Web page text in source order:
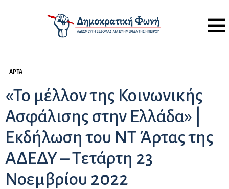
Menu
ΆΡΤΑ
«Το μέλλον της Κοινωνικής
Ασφάλισης στην Ελλάδα» |
Εκδήλωση του ΝΤ Άρτας της
ΑΔΕΔΥ – Τετάρτη 23
Νοεμβρίου 2022